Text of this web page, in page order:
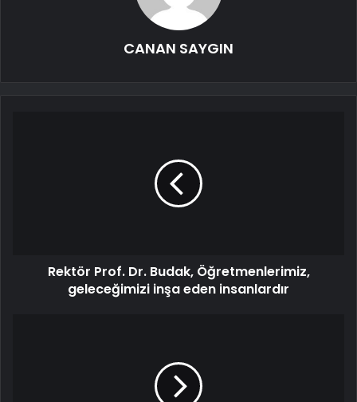
CANAN SAYGIN
Rektör Prof. Dr. Budak, Öğretmenlerimiz,
geleceğimizi inşa eden insanlardır